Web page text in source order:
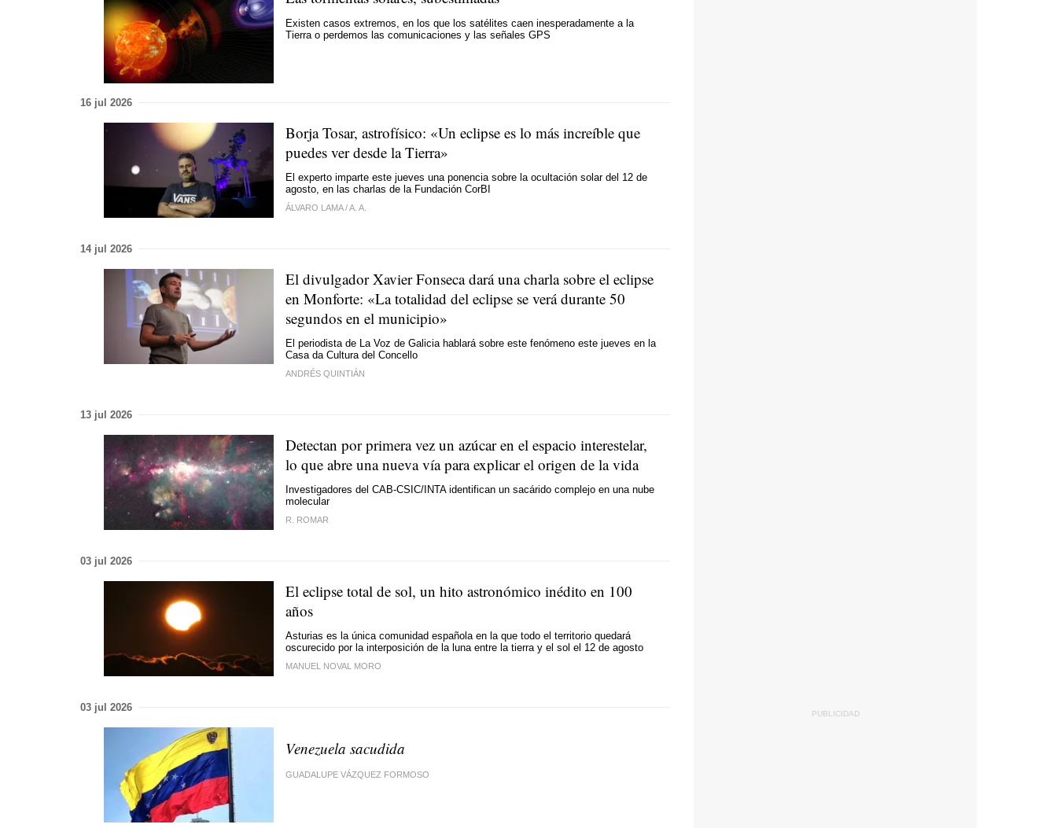
Existen casos extremos, en los que los satélites caen inesperadamente a la
Tierra o perdemos las comunicaciones y las señales GPS
16 jul 2026
Borja Tosar, astrofísico: «Un eclipse es lo más increíble que
puedes ver desde la Tierra»
El experto imparte este jueves una ponencia sobre la ocultación solar del 12 de
agosto, en las charlas de la Fundación CorBI
ÁLVARO LAMA/A. A.
14 jul 2026
El divulgador Xavier Fonseca dará una charla sobre el eclipse
en Monforte: «La totalidad del eclipse se verá durante 50
segundos en el municipio»
El periodista de La Voz de Galicia hablará sobre este fenómeno este jueves en la
Casa da Cultura del Concello
ANDRÉS QUINTIÁN
13 jul 2026
Detectan por primera vez un azúcar en el espacio interestelar,
lo que abre una nueva vía para explicar el origen de la vida
Investigadores del CAB-CSIC/INTA identifican un sacárido complejo en una nube
molecular
R. ROMAR
03 jul 2026
El eclipse total de sol, un hito astronómico inédito en 100
años
Asturias es la única comunidad española en la que todo el territorio quedará
oscurecido por la interposición de la luna entre la tierra y el sol el 12 de agosto
MANUEL NOVAL MORO
03 jul 2026
Venezuela sacudida
GUADALUPE VÁZQUEZ FORMOSO